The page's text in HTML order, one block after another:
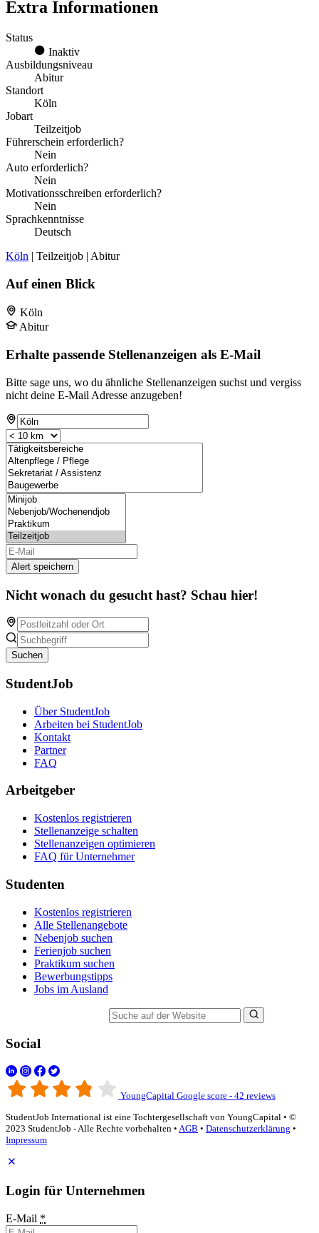
Extra Informationen
Status
Inaktiv
Ausbildungsniveau
Abitur
Standort
Köln
Jobart
Teilzeitjob
Führerschein erforderlich?
Nein
Auto erforderlich?
Nein
Motivationsschreiben erforderlich?
Nein
Sprachkenntnisse
Deutsch
Köln | Teilzeitjob | Abitur
Auf einen Blick
Köln
Abitur
Erhalte passende Stellenanzeigen als E-Mail
Bitte sage uns, wo du ähnliche Stellenanzeigen suchst und vergiss
nicht deine E-Mail Adresse anzugeben!
Alert speichern
Nicht wonach du gesucht hast? Schau hier!
Suchen
StudentJob
Über StudentJob
Arbeiten bei StudentJob
Kontakt
Partner
FAQ
Arbeitgeber
Kostenlos registrieren
Stellenanzeige schalten
Stellenanzeigen optimieren
FAQ für Unternehmer
Studenten
Kostenlos registrieren
Alle Stellenangebote
Nebenjob suchen
Ferienjob suchen
Praktikum suchen
Bewerbungstipps
Jobs im Ausland
Social
YoungCapital Google score - 42 reviews
StudentJob International ist eine Tochtergesellschaft von YoungCapital • ©
2023 StudentJob - Alle Rechte vorbehalten • AGB • Datenschutzerklärung •
Impressum
Login für Unternehmen
E-Mail *